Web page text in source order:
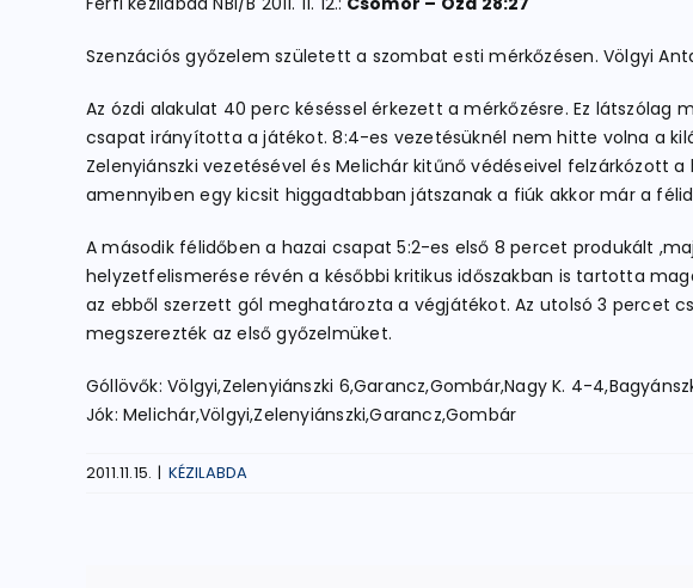
Szenzációs győzelem született a szombat esti mérkőzésen. Völgyi
Az ózdi alakulat 40 perc késéssel érkezett a mérkőzésre. Ez
csapat irányította a játékot. 8:4-es vezetésüknél nem hitte volna a
Zelenyiánszki vezetésével és Melichár kitűnő védéseivel
amennyiben egy kicsit higgadtabban játszanak a fiúk akkor már a
A második félidőben a hazai csapat 5:2-es első 8 percet produkált
helyzetfelismerése révén a későbbi kritikus időszakban is tartotta
az ebből szerzett gól meghatározta a végjátékot. Az utolsó 3 percet
megszerezték az első győzelmüket.
Góllövők: Völgyi,Zelenyiánszki 6,Garancz,Gombár,Nagy K. 4-
Jók: Melichár,Völgyi,Zelenyiánszki,Garancz,Gombár
2011.11.15. | KÉZILABDA